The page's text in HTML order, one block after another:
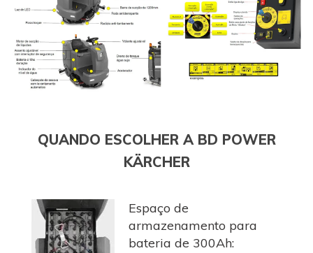
QUANDO ESCOLHER A BD POWER
KÄRCHER
Espaço de
armazenamento para
bateria de 300Ah: